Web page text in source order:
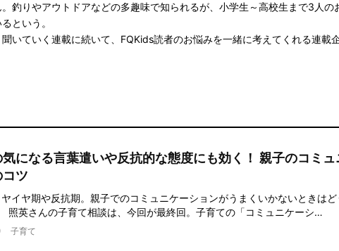
釣りやアウトドアなどの多趣味で知られるが、小学生～高校生まで3人の
という。
いていく連載に続いて、FQKids読者のお悩みを一緒に考えてくれる連載
になる言葉遣いや反抗的な態度にも効く！ 親子のコミュ
ツ
イヤ期や反抗期。親子でのコミュニケーションがうまくいかないときは
英さんの子育て相談は、今回が最終回。子育ての「コミュニケーシ…
子育て